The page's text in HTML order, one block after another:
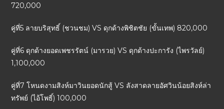
720,000
คู่ที่5 ลายบริสุทธิ์ (ชวนชม) VS ดุกด้างพิชิตชัย (ขั้นเทพ) 820,000
คู่ที่6 ดุกด้างยอดเพชรรัตน์ (มารวย) VS ดุกด้างปะการัง (ไพรวัลย์)
1,100,000
คู่ที่7 โหนดงามสิงห์มาวินยอดนักสู้ VS ลังสาดลายอัศวินน้อยสิงห์ล่า
ทรัพย์ (ไอ้โพธิ์) 100,000